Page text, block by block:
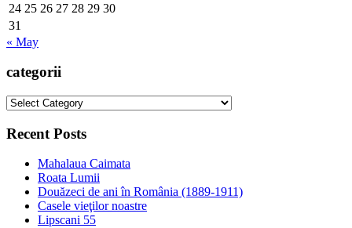
24 25 26 27 28 29 30
31
« May
categorii
categorii
Recent Posts
Mahalaua Caimata
Roata Lumii
Douăzeci de ani în România (1889-1911)
Casele vieţilor noastre
Lipscani 55